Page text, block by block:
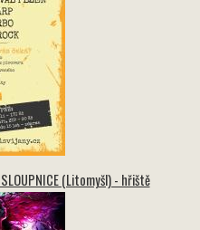
(Litomyšl) - hřiště